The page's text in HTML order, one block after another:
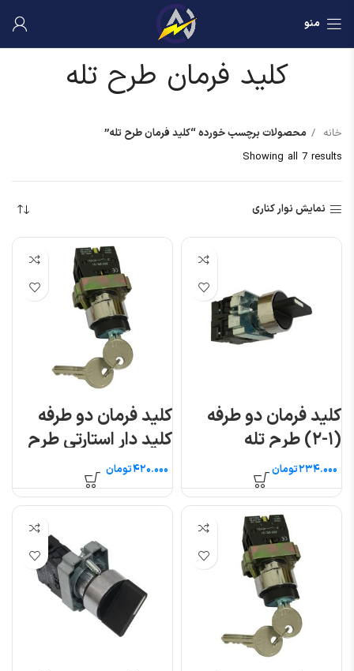
منو
کلید فرمان طرح تله
خانه
محصولات برچسب خورده “کلید فرمان طرح تله”
Showing all 7 results
نمایش نوار کناری
کلید فرمان دو طرفه
(۱-۲) طرح تله
مدلXB2-BD33
تومان
کلید فرمان دو طرفه
کلید دار استارتی طرح
تله مدل XB2-BG73
تومان